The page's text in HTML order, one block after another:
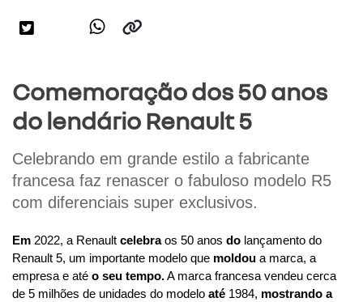
Comemoração dos 50 anos
do lendário Renault 5
Celebrando em grande estilo a fabricante
francesa faz renascer o fabuloso modelo R5
com diferenciais super exclusivos.
Em 2022, a Renault celebra os 50 anos do lançamento do
Renault 5, um importante modelo que moldou a marca, a
empresa e até o seu tempo. A marca francesa vendeu cerca
de 5 milhões de unidades do modelo até 1984, mostrando a